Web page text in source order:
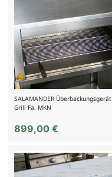
SALAMANDER Überbackungsgerät
Grill Fa. MKN
899,00 €